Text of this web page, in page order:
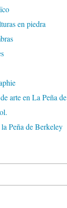
en piedra
arte en La Peña de
Peña de Berkeley